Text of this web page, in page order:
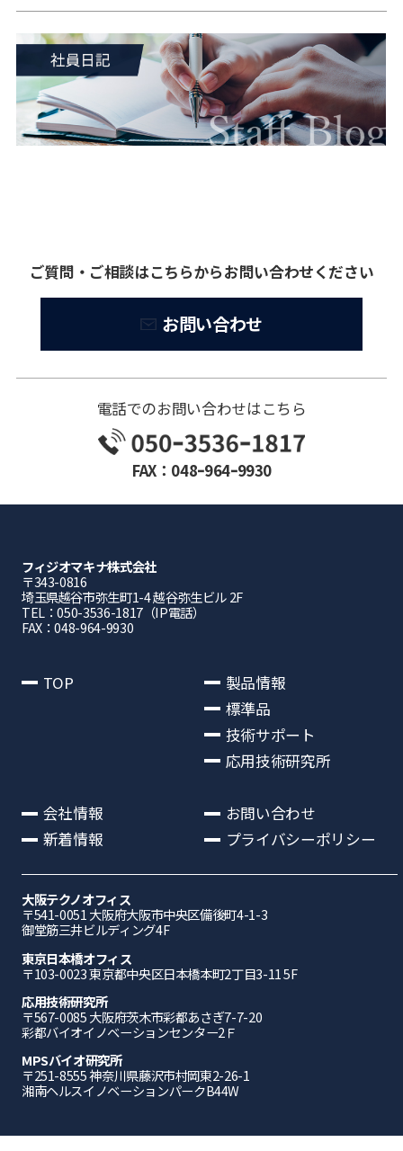
ご質問・ご相談はこちらからお問い合わせください
お問い合わせ
電話でのお問い合わせはこちら
FAX：048ｰ964ｰ9930
フィジオマキナ株式会社
〒343-0816
埼⽟県越⾕市弥⽣町1-4 越⾕弥⽣ビル 2F
TEL：050-3536-1817（IP電話）
FAX：048-964-9930
TOP
製品情報
標準品
技術サポート
応用技術研究所
会社情報
新着情報
お問い合わせ
プライバシーポリシー
大阪テクノオフィス
〒541-0051 ⼤阪府⼤阪市中央区備後町4-1-3
御堂筋三井ビルディング4F
東京日本橋オフィス
〒103-0023 東京都中央区日本橋本町2丁目3-11 5F
応⽤技術研究所
〒567-0085 ⼤阪府茨⽊市彩都あさぎ7-7-20
彩都バイオイノベーションセンター2Ｆ
MPSバイオ研究所
〒251-8555 神奈川県藤沢市村岡東2-26-1
湘南ヘルスイノベーションパークB44W